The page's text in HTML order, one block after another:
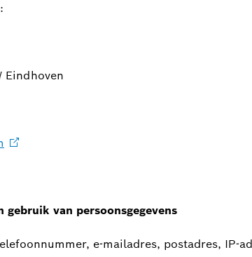
Eindhoven
van persoonsgegevens
e-mailadres, postadres, IP-